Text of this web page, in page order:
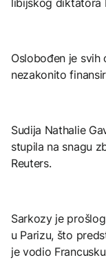
Oslobođen je
nezakonito
Sudija Nathalie
stupila na snagu
Reuters.
Sarkozy je
u Parizu, što
je vodio